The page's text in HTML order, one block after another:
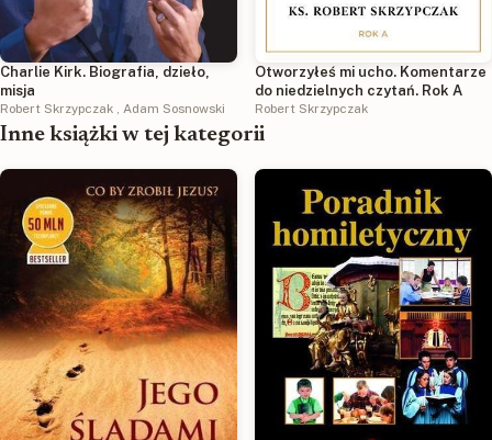
Charlie Kirk. Biografia, dzieło,
misja
Robert Skrzypczak , Adam Sosnowski
Otworzyłeś mi ucho. Komentarze
do niedzielnych czytań. Rok A
Robert Skrzypczak
Inne książki w tej kategorii